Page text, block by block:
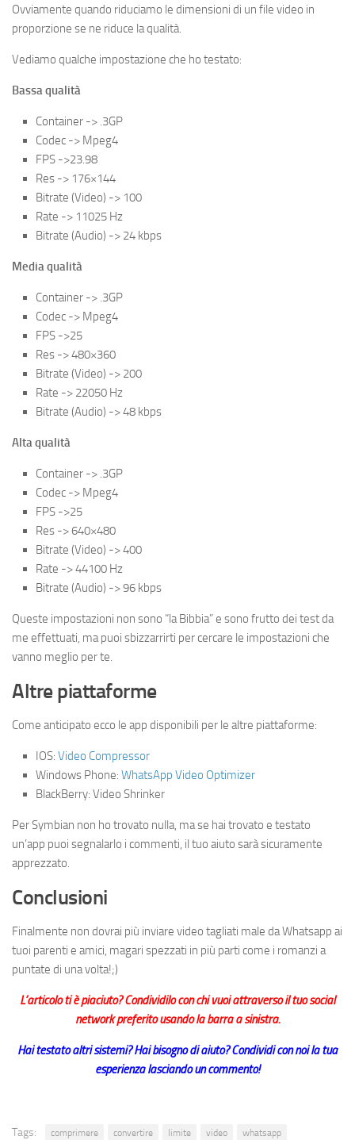
Ovviamente quando riduciamo le dimensioni di un file video in
proporzione se ne riduce la qualità.
Vediamo qualche impostazione che ho testato:
Bassa qualità
Container -> .3GP
Codec -> Mpeg4
FPS ->23.98
Res -> 176×144
Bitrate (Video) -> 100
Rate -> 11025 Hz
Bitrate (Audio) -> 24 kbps
Media qualità
Container -> .3GP
Codec -> Mpeg4
FPS ->25
Res -> 480×360
Bitrate (Video) -> 200
Rate -> 22050 Hz
Bitrate (Audio) -> 48 kbps
Alta qualità
Container -> .3GP
Codec -> Mpeg4
FPS ->25
Res -> 640×480
Bitrate (Video) -> 400
Rate -> 44100 Hz
Bitrate (Audio) -> 96 kbps
Queste impostazioni non sono “la Bibbia” e sono frutto dei test da
me effettuati, ma puoi sbizzarrirti per cercare le impostazioni che
vanno meglio per te.
Altre piattaforme
Come anticipato ecco le app disponibili per le altre piattaforme:
IOS: Video Compressor
Windows Phone: WhatsApp Video Optimizer
BlackBerry: Video Shrinker
Per Symbian non ho trovato nulla, ma se hai trovato e testato
un’app puoi segnalarlo i commenti, il tuo aiuto sarà sicuramente
apprezzato.
Conclusioni
Finalmente non dovrai più inviare video tagliati male da Whatsapp ai
tuoi parenti e amici, magari spezzati in più parti come i romanzi a
puntate di una volta!;)
L’articolo ti è piaciuto? Condividilo con chi vuoi attraverso il tuo social
network preferito usando la barra a sinistra.
Hai testato altri sistemi? Hai bisogno di aiuto? Condividi con noi la tua
esperienza lasciando un commento!
Tags: comprimere convertire limite video whatsapp